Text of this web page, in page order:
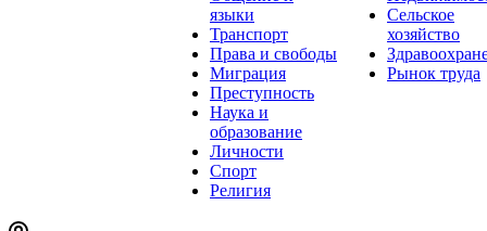
языки
Транспорт
Права и свободы
Миграция
Преступность
Наука и
образование
Личности
Спорт
Религия
Сельское
хозяйство
Рынок труда